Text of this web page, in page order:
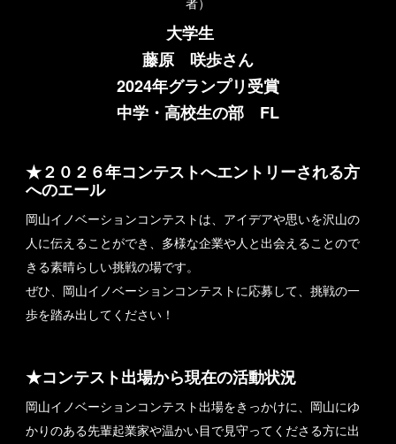
大学生
藤原 咲歩さん
2024年グランプリ受賞
中学・高校生の部 FL
★２０２６年コンテストへエントリーされる方
へのエール
岡山イノベーションコンテストは、アイデアや思いを沢山の
人に伝えることができ、多様な企業や人と出会えることので
きる素晴らしい挑戦の場です。
ぜひ、岡山イノベーションコンテストに応募して、挑戦の一
歩を踏み出してください！
★コンテスト出場から現在の活動状況
岡山イノベーションコンテスト出場をきっかけに、岡山にゆ
かりのある先輩起業家や温かい目で見守ってくださる方に出